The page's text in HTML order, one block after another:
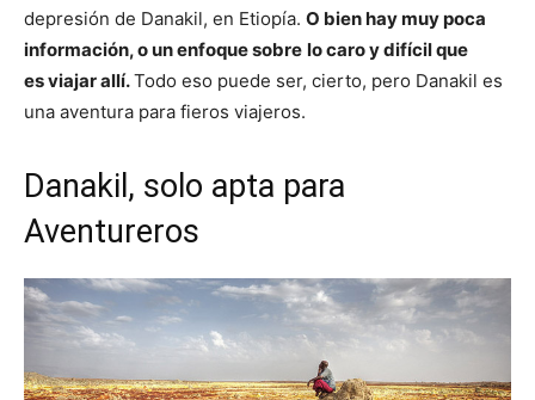
depresión de Danakil, en Etiopía. O bien hay muy poca
información, o un enfoque sobre lo caro y difícil que
es viajar allí.Todo eso puede ser, cierto, pero Danakil es
una aventura para fieros viajeros.
Danakil, solo apta para
Aventureros